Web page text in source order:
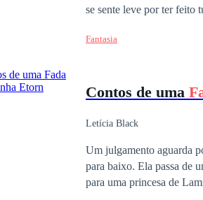
se sente leve por ter feito tudo o que podia. Voltar para casa não
que está para estourar no
Fantasia
Contos de uma
Letícia Black
Um julgamento aguarda por Michelle. Seu
para baixo. Ela passa de
para uma princesa de